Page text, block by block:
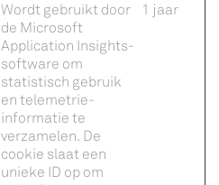
Wordt gebruikt door
de Microsoft
Application Insights-
software om
statistisch gebruik
en telemetrie-
informatie te
verzamelen. De
cookie slaat een
unieke ID op om
1 jaar